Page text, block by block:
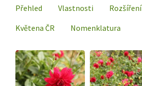
Přehled Vlastnosti Rozšíření
Květena ČR
Nomenklatura